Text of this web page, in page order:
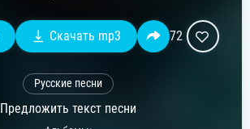
Скачать mp3 72
Русские песни
Предложить текст песни